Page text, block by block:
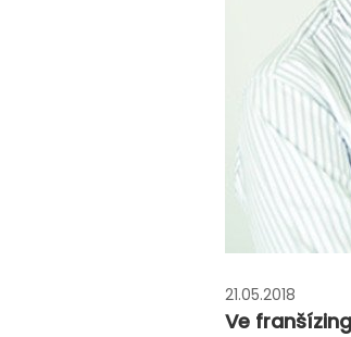
21.05.2018
Ve